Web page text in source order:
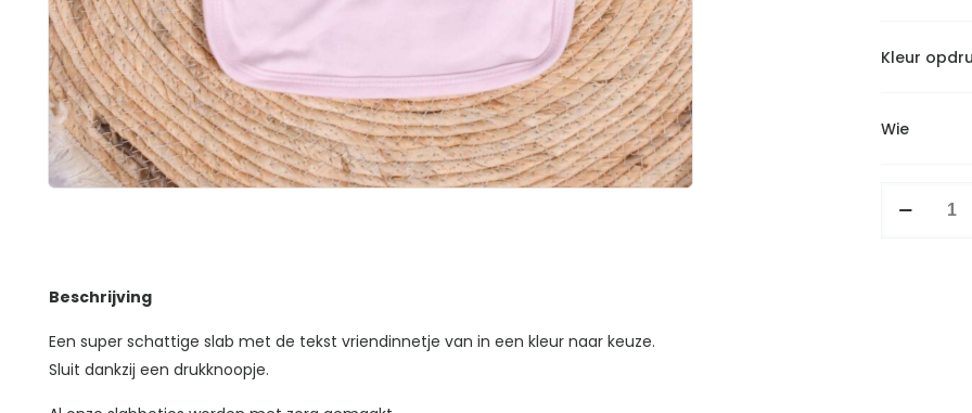
Kleur
Wie
Beschrijving
Een super schattige slab met de tekst vriendinnetje van in een kleur naar keuze.
Sluit dankzij een drukknoopje.